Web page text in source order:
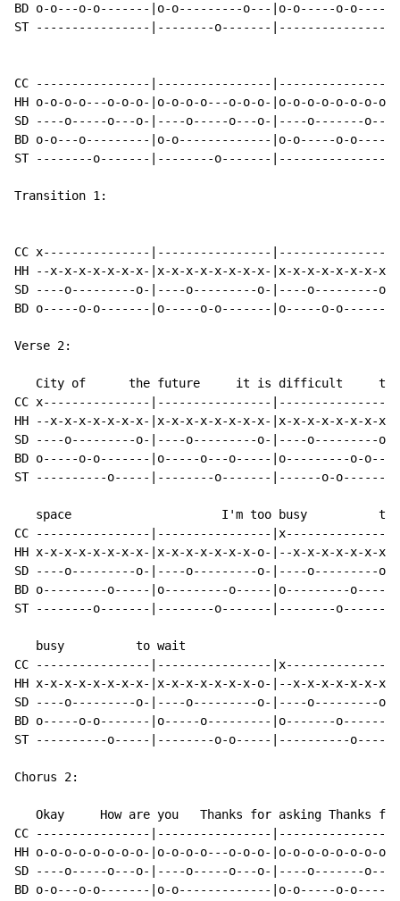
BD o-o---o-o-------|o-o---------o---|o-o-----o-
ST ----------------|--------o-------
CC ----------------|----------------
HH o-o-o-o---o-o-o-|o-o-o-o---o-o-o-|o-o-o-o-o-o-o-
SD ----o-----o---o-|----o-----o---o-|----o-------o---
BD o-o---o---------|o-o-------------|o-o-----o-o-----
ST --------o-------|--------o-------
Transition 1:
CC x---------------|----------------
HH --x-x-x-x-x-x-x-|x-x-x-x-x-x-x-x-|x-x-x-x-x-x-x-
SD ----o---------o-|----o---------o-|----o---------o-
BD o-----o-o-------|o-----o-o-------|o-----o-
Verse 2:
City of      the future     it is difficult     to
CC x---------------|----------------
HH --x-x-x-x-x-x-x-|x-x-x-x-x-x-x-x-|x-x-x-x-x-x-x-
SD ----o---------o-|----o---------o-|----o---------
BD o-----o-o-------|o-----o---o-----|o---------o-
ST ----------o-----|--------o-------|------o-
space                     I'm too busy          to
CC ----------------|----------------
HH x-x-x-x-x-x-x-x-|x-x-x-x-x-x-x-o-|--x-x-x-x-x-x-
SD ----o---------o-|----o---------o-|----o---------
BD o---------o-----|o---------o-----|o---------
ST --------o-------|--------o-------|--------
busy          to wait
CC ----------------|----------------
HH x-x-x-x-x-x-x-x-|x-x-x-x-x-x-x-o-|--x-x-x-x-x-x-
SD ----o---------o-|----o---------o-|----o---------o-
BD o-----o-o-------|o-----o---------|o-------
ST ----------o-----|--------o-o-----|----------
Chorus 2:
Okay     How are you   Thanks for asking Thanks
CC ----------------|----------------
HH o-o-o-o-o-o-o-o-|o-o-o-o---o-o-o-|o-o-o-o-o-o-o-
SD ----o-----o---o-|----o-----o---o-|----o-------
BD o-o---o-o-------|o-o-------------|o-o-----o-